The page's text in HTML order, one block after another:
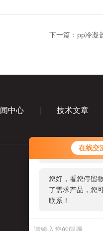
在线交
您好！欢迎前来
服务，请问您要
您好，看您停留
了需求产品，您
联系！
下一篇： pp冷凝
中心 技术文章